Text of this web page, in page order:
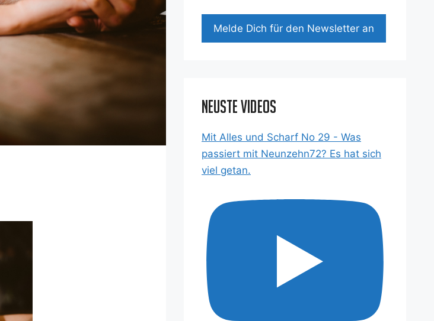
Mel­de Dich für den News­let­ter an
Neuste Videos
Mit Alles und Scharf No 29 - Was
passiert mit Neunzehn72? Es hat sich
viel getan.